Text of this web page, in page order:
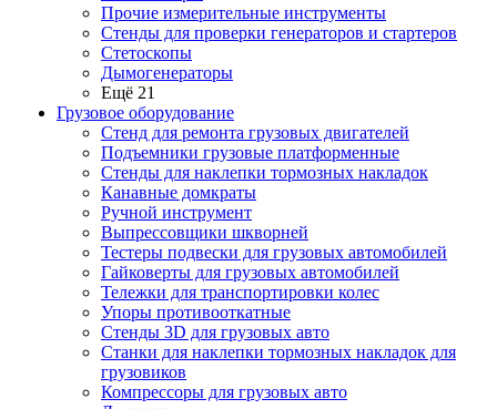
Прочие измерительные инструменты
Стенды для проверки генераторов и стартеров
Стетоскопы
Дымогенераторы
Ещё 21
Грузовое оборудование
Стенд для ремонта грузовых двигателей
Подъемники грузовые платформенные
Стенды для наклепки тормозных накладок
Канавные домкраты
Ручной инструмент
Выпрессовщики шкворней
Тестеры подвески для грузовых автомобилей
Гайковерты для грузовых автомобилей
Тележки для транспортировки колес
Упоры противооткатные
Стенды 3D для грузовых авто
Станки для наклепки тормозных накладок для
грузовиков
Компрессоры для грузовых авто